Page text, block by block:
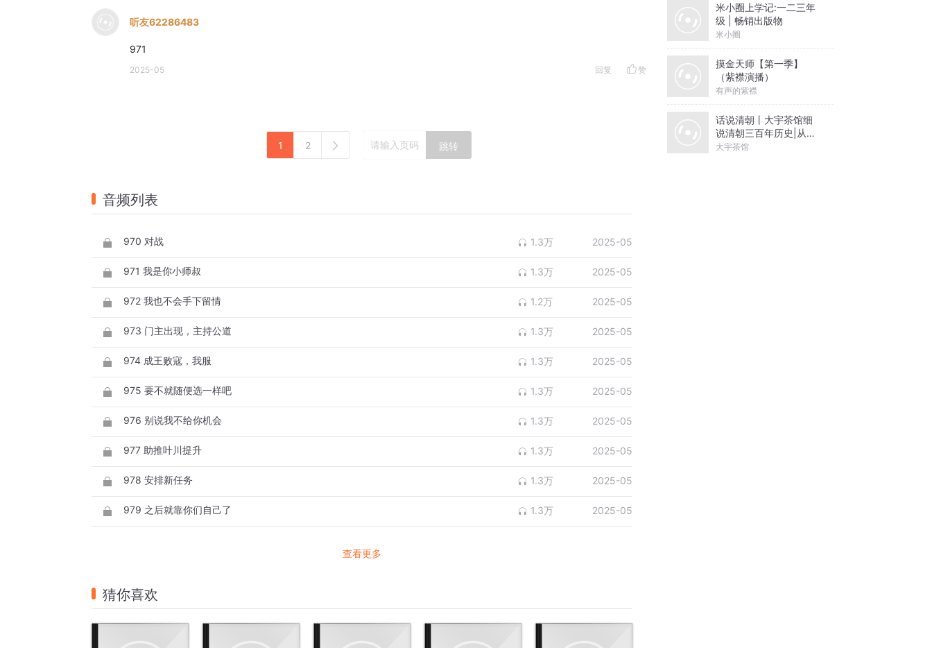
听友62286483
971
2025-05 回复 赞
1 2 跳转
音频列表
970 对战 1.3万 2025-05
971 我是你小师叔 1.3万 2025-05
972 我也不会手下留情 1.2万 2025-05
973 门主出现，主持公道 1.3万 2025-05
974 成王败寇，我服 1.3万 2025-05
975 要不就随便选一样吧 1.3万 2025-05
976 别说我不给你机会 1.3万 2025-05
977 助推叶川提升 1.3万 2025-05
978 安排新任务 1.3万 2025-05
979 之后就靠你们自己了 1.3万 2025-05
查看更多
猜你喜欢
米小圈上学记:一二三年
级 | 畅销出版物
米小圈
摸金天师【第一季】
（紫襟演播）
有声的紫襟
话说清朝丨大宇茶馆细
说清朝三百年历史|从努
尔哈赤到末代皇帝溥仪|
大宇茶馆